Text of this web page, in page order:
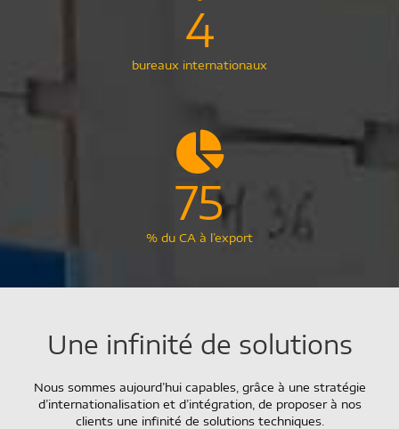
4
bureaux internationaux
75
% du CA à l’export
Une infinité de solutions
Nous sommes aujourd’hui capables, grâce à une stratégie
d’internationalisation et d’intégration, de proposer à nos
clients une infinité de solutions techniques.